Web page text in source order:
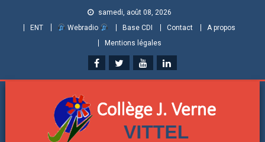
samedi, août 08, 2026
ENT
Webradio Base CDI Contact
A propos
Mentions légales